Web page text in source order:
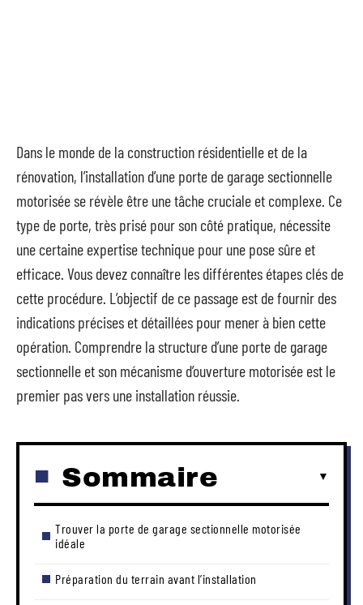
Dans le monde de la construction résidentielle et de la
rénovation, l’installation d’une porte de garage sectionnelle
motorisée se révèle être une tâche cruciale et complexe. Ce
type de porte, très prisé pour son côté pratique, nécessite
une certaine expertise technique pour une pose sûre et
efficace. Vous devez connaître les différentes étapes clés de
cette procédure. L’objectif de ce passage est de fournir des
indications précises et détaillées pour mener à bien cette
opération. Comprendre la structure d’une porte de garage
sectionnelle et son mécanisme d’ouverture motorisée est le
premier pas vers une installation réussie.
Sommaire
Trouver la porte de garage sectionnelle motorisée
idéale
Préparation du terrain avant l’installation